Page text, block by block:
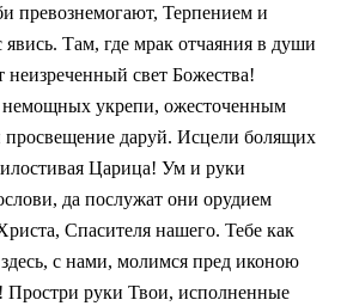
превознемогают, Терпением и
Там, где мрак отчаяния в души
неизреченный свет Божества!
укрепи, ожесточенным
просвещение даруй. Исцели болящих
Царица! Ум и руки
да послужат они орудием
Спасителя нашего. Тебе как
с нами, молимся пред иконою
руки Твои, исполненные